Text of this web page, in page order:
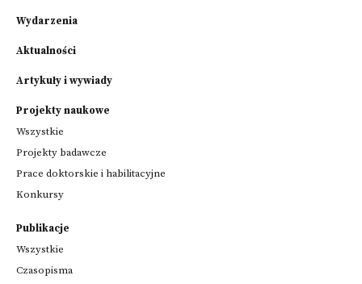
Wydarzenia
Aktualności
Artykuły i wywiady
Projekty naukowe
Wszystkie
Projekty badawcze
Prace doktorskie i habilitacyjne
Konkursy
Publikacje
Wszystkie
Czasopisma